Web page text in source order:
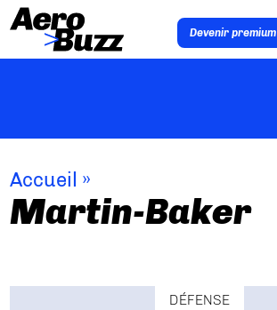
Devenir premium
Accueil »
Martin-Baker
DÉFENSE